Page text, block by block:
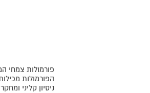
פורמולות צמחי המרפא
הפורמולות
ניסיון קליני ומחקר